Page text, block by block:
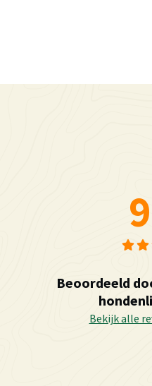
Beoordeeld
Bekijk alle